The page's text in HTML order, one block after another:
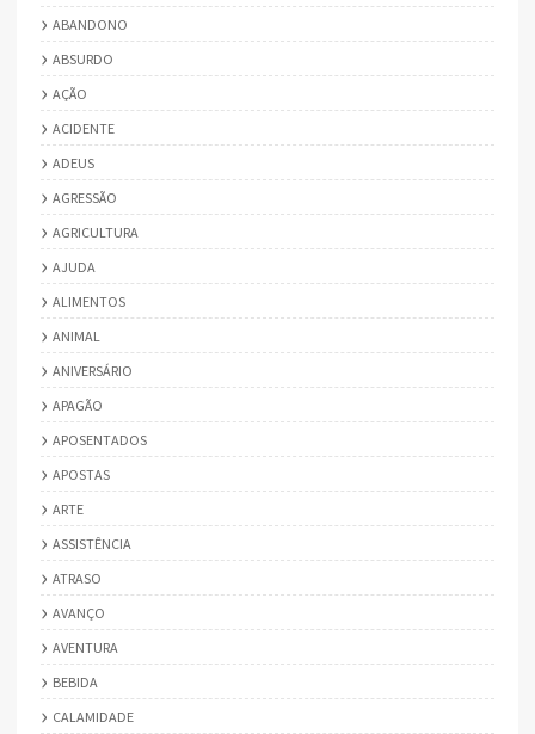
ABANDONO
ABSURDO
AÇÃO
ACIDENTE
ADEUS
AGRESSÃO
AGRICULTURA
AJUDA
ALIMENTOS
ANIMAL
ANIVERSÁRIO
APAGÃO
APOSENTADOS
APOSTAS
ARTE
ASSISTÊNCIA
ATRASO
AVANÇO
AVENTURA
BEBIDA
CALAMIDADE